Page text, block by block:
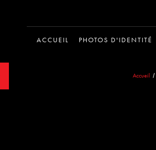
ACCUEIL PHOTOS D'IDENTITÉ
Accueil